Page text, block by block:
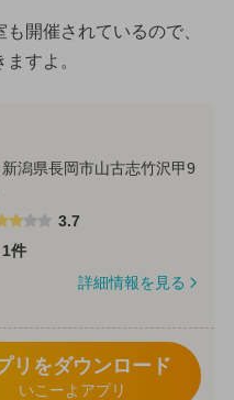
開催されているので、
すよ。
新潟県長岡市山古志竹沢甲9
3.7
1件
詳細情報を見る
リをダウンロード
いこーよアプリ